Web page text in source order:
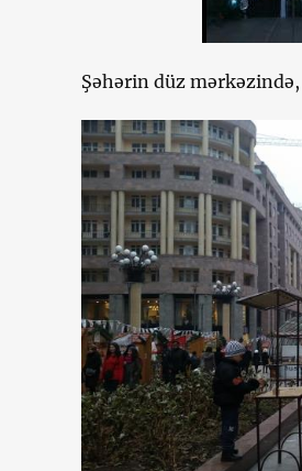
Şəhərin düz mərkəzində,